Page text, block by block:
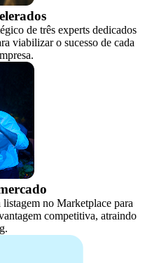
de três experts dedicados
viabilizar o sucesso de cada
no Marketplace para
competitiva, atraindo